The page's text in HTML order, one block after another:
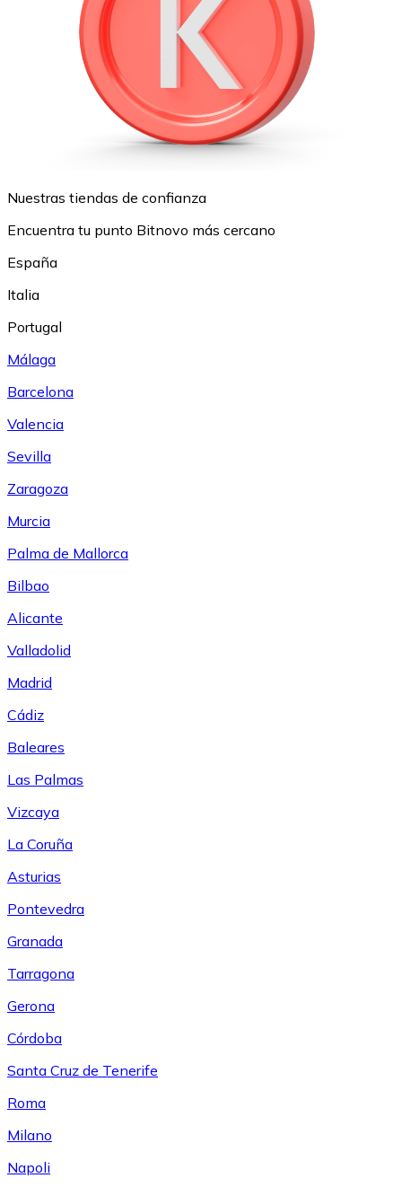
Nuestras tiendas de confianza
Encuentra tu punto Bitnovo más cercano
España
Italia
Portugal
Málaga
Barcelona
Valencia
Sevilla
Zaragoza
Murcia
Palma de Mallorca
Bilbao
Alicante
Valladolid
Madrid
Cádiz
Baleares
Las Palmas
Vizcaya
La Coruña
Asturias
Pontevedra
Granada
Tarragona
Gerona
Córdoba
Santa Cruz de Tenerife
Roma
Milano
Napoli